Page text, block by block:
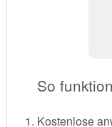
So
Kostenlose